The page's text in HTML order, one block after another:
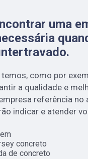
uma
como por
a qualidade e
referência no
indicar e atender
concreto
de concreto